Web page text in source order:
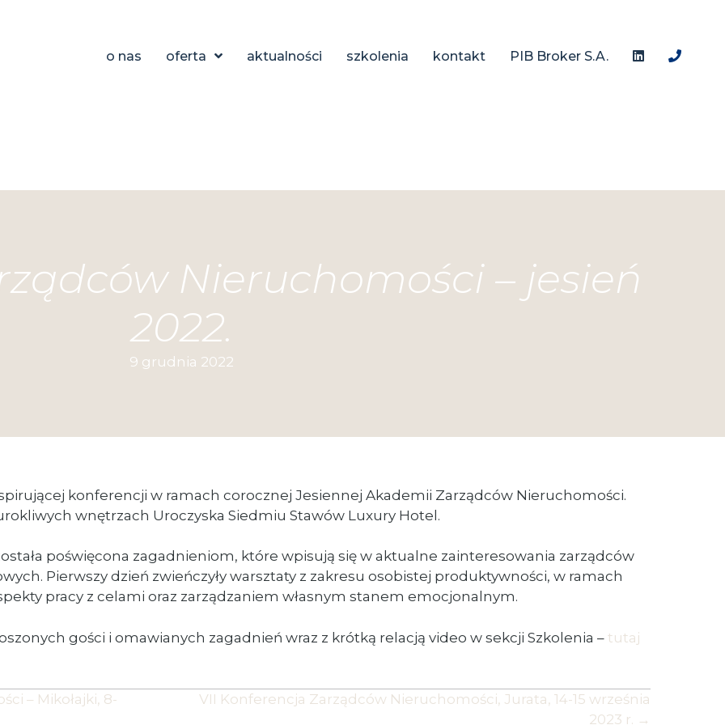
o nas oferta aktualności szkolenia kontakt PIB Broker S.A.
Nieruchomości – jesień
2022.
9 grudnia 2022
konferencji w ramach corocznej Jesiennej Akademii Zarządców Nieruchomości.
wnętrzach Uroczyska Siedmiu Stawów Luxury Hotel.
poświęcona zagadnieniom, które wpisują się w aktualne zainteresowania zarządców
Pierwszy dzień zwieńczyły warsztaty z zakresu osobistej produktywności, w ramach
pracy z celami oraz zarządzaniem własnym stanem emocjonalnym.
gości i omawianych zagadnień wraz z krótką relacją video w sekcji Szkolenia – tutaj
– Mikołajki, 8-
VII Konferencja Zarządców Nieruchomości, Jurata, 14-15 września
2023 r. →